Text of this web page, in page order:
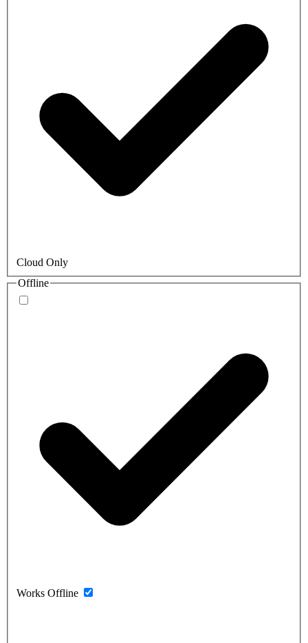
Cloud Only
Offline
Works Offline